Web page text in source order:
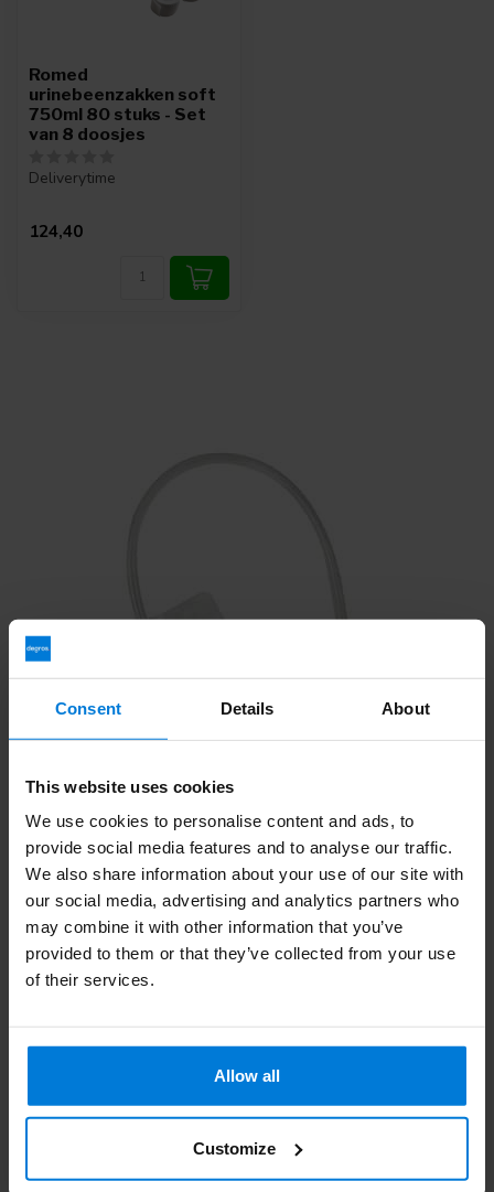
Consent Details About
This website uses cookies
We use cookies to personalise content and ads, to
provide social media features and to analyse our traffic.
We also share information about your use of our site with
our social media, advertising and analytics partners who
may combine it with other information that you’ve
provided to them or that they’ve collected from your use
of their services.
Allow all
Customize
Romed
urinebeenzakken soft
750ml 80 stuks - Set
van 8 doosjes
Deliverytime
124,40
Koop uw Beenzak eenvoudig en snel in onze groothandel. Bij
we leveren snel. Wij zijn lid van Thuiswinkel en daarom is kopen
bij Degros veilig en betrouwbaar.
Wat betaal ik aan verzendkosten en wat zijn de levertijden?